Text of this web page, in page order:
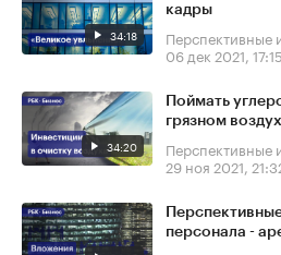
34:18
кадры
Перспективные
06 дек 2021, 17:15
34:20
Поймать
грязном
Перспективные
29 ноя 2021,
персонала -